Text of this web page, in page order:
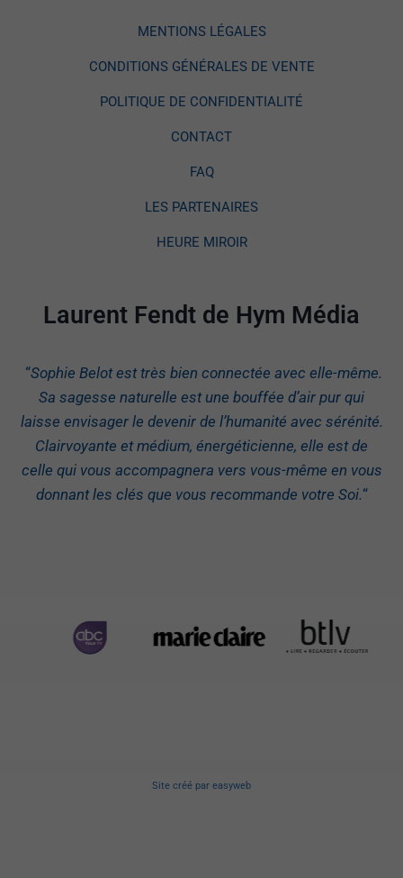
MENTIONS LÉGALES
CONDITIONS GÉNÉRALES DE VENTE
POLITIQUE DE CONFIDENTIALITÉ
CONTACT
FAQ
LES PARTENAIRES
HEURE MIROIR
Laurent Fendt de Hym Média
“Sophie Belot est très bien connectée avec elle-même.
Sa sagesse naturelle est une bouffée d’air pur qui
laisse envisager le devenir de l’humanité avec sérénité.
Clairvoyante et médium, énergéticienne, elle est de
celle qui vous accompagnera vers vous-même en vous
donnant les clés que vous recommande votre Soi.“
Site créé par easyweb